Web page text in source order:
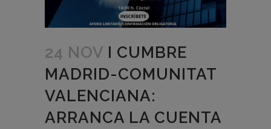
24 NOV I CUMBRE
MADRID-COMUNITAT
VALENCIANA:
ARRANCA LA CUENTA